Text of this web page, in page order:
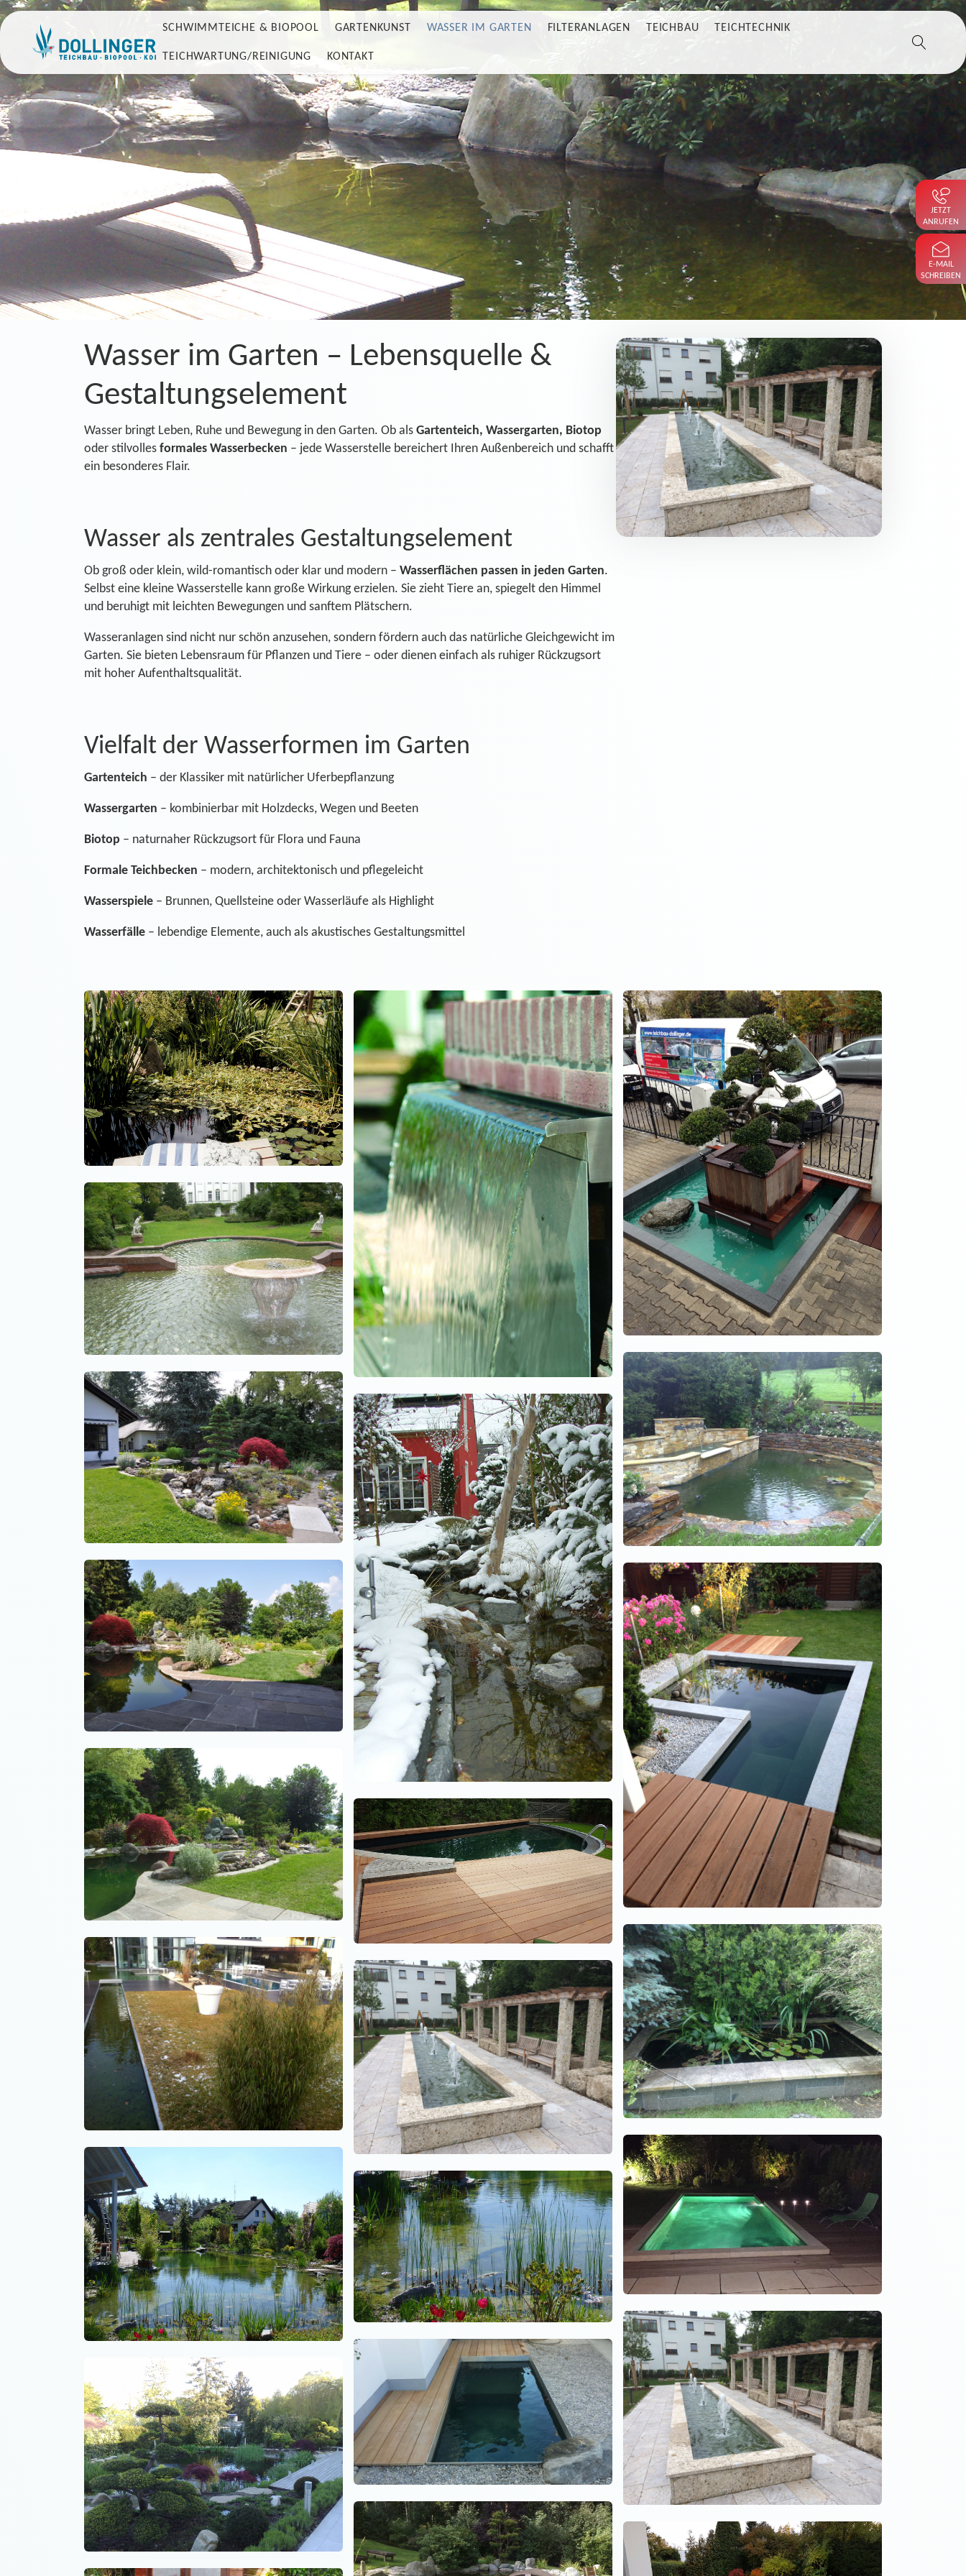
SCHWIMMTEICHE & BIOPOOL GARTENKUNST WASSER IM GARTEN FILTERANLAGEN TEICHBAU TEICHTECHNIK
TEICHWARTUNG/REINIGUNG KONTAKT
Wasser im Garten – Lebensquelle &
Gestaltungselement
Wasser bringt Leben, Ruhe und Bewegung in den Garten. Ob als Gartenteich, Wassergarten, Biotop
oder stilvolles formales Wasserbecken – jede Wasserstelle bereichert Ihren Außenbereich und schafft
ein besonderes Flair.
Wasser als zentrales Gestaltungselement
Ob groß oder klein, wild-romantisch oder klar und modern – Wasserflächen passen in jeden Garten.
Selbst eine kleine Wasserstelle kann große Wirkung erzielen. Sie zieht Tiere an, spiegelt den Himmel
und beruhigt mit leichten Bewegungen und sanftem Plätschern.
Wasseranlagen sind nicht nur schön anzusehen, sondern fördern auch das natürliche Gleichgewicht im
Garten. Sie bieten Lebensraum für Pflanzen und Tiere – oder dienen einfach als ruhiger Rückzugsort
mit hoher Aufenthaltsqualität.
Vielfalt der Wasserformen im Garten
Gartenteich – der Klassiker mit natürlicher Uferbepflanzung
Wassergarten – kombinierbar mit Holzdecks, Wegen und Beeten
Biotop – naturnaher Rückzugsort für Flora und Fauna
Formale Teichbecken – modern, architektonisch und pflegeleicht
Wasserspiele – Brunnen, Quellsteine oder Wasserläufe als Highlight
Wasserfälle – lebendige Elemente, auch als akustisches Gestaltungsmittel
JETZT
ANRUFEN
E-MAIL
SCHREIBEN